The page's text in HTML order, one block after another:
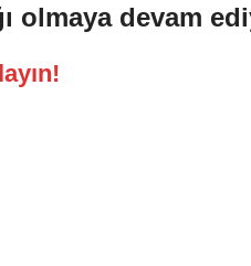
olmaya devam